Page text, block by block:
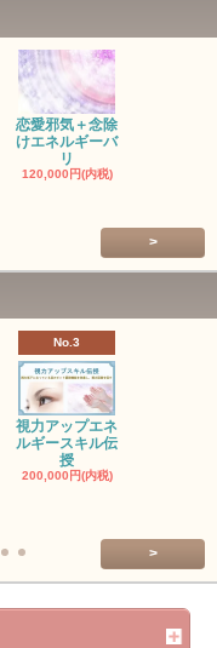
恋愛邪気＋念除
けエネルギーバ
リ
120,000円(内税)
>
No.3
視力アップエネ
ルギースキル伝
授
200,000円(内税)
>